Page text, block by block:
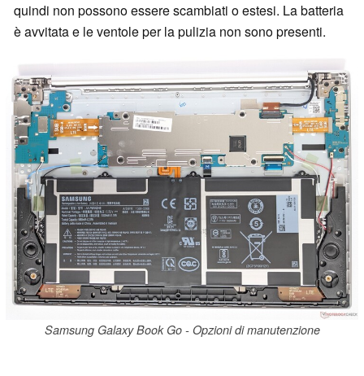
quindi non possono essere scambiati o estesi. La batteria
è avvitata e le ventole per la pulizia non sono presenti.
Samsung Galaxy Book Go - Opzioni di manutenzione